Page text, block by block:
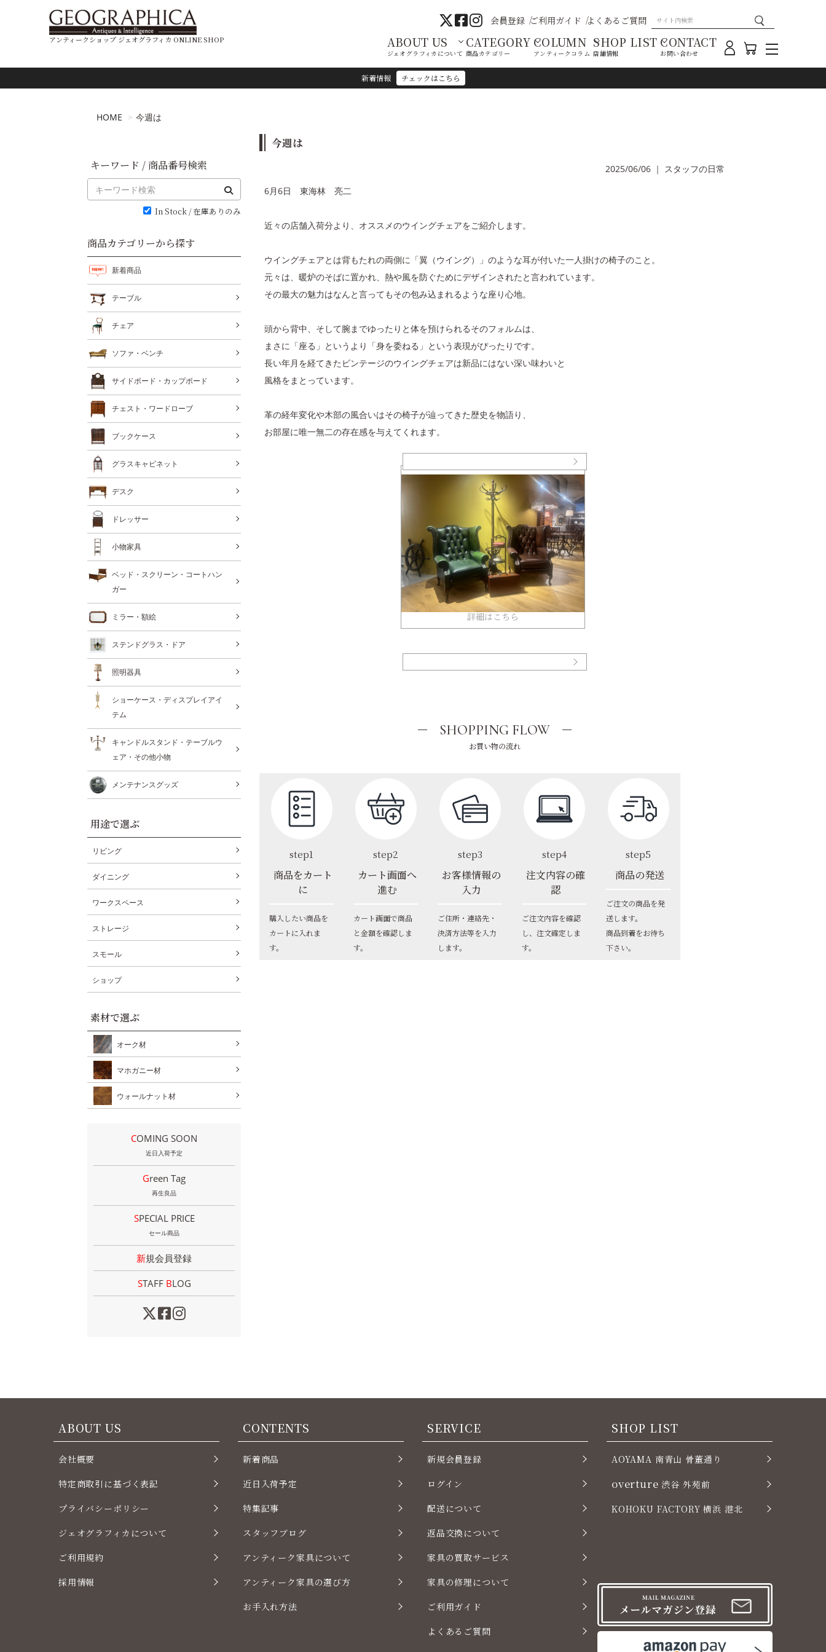
新着情報 チェックはこちら
アンティークショップ ジェオグラフィカ ONLINE SHOP
会員登録 ご利用ガイド よくあるご質問
ABOUT US
ジェオグラフィカについて
CATEGORY
商品カテゴリー
COLUMN
アンティークコラム
SHOP LIST
店舗情報
CONTACT
お問い合わせ
HOME 今週は
今週は
2025/06/06 ｜ スタッフの日常
6月6日 東海林 亮二
近々の店舗入荷分より、オススメのウイングチェアをご紹介します。
ウイングチェアとは背もたれの両側に「翼（ウイング）」のような耳が付いた一人掛けの椅子のこと。
元々は、暖炉のそばに置かれ、熱や風を防ぐためにデザインされたと言われています。
その最大の魅力はなんと言ってもその包み込まれるような座り心地。
頭から背中、そして腕までゆったりと体を預けられるそのフォルムは、
まさに「座る」というより「身を委ねる」という表現がぴったりです。
長い年月を経てきたビンテージのウイングチェアは新品にはない深い味わいと
風格をまとっています。
革の経年変化や木部の風合いはその椅子が辿ってきた歴史を物語り、
お部屋に唯一無二の存在感を与えてくれます。
詳細はこちら
SHOPPING FLOW
お買い物の流れ
step1
商品をカート
に
購入したい商品を
カートに入れま
す。
step2
カート画面へ
進む
カート画面で商品
と金額を確認しま
す。
step3
お客様情報の
入力
ご住所・連絡先・
決済方法等を入力
します。
step4
注文内容の確
認
ご注文内容を確認
し、注文確定しま
す。
step5
商品の発送
ご注文の商品を発
送します。
商品到着をお待ち
下さい。
キーワード / 商品番号検索
In Stock / 在庫ありのみ
商品カテゴリーから探す
新着商品
テーブル
チェア
ソファ・ベンチ
サイドボード・カップボード
チェスト・ワードローブ
ブックケース
グラスキャビネット
デスク
ドレッサー
小物家具
ベッド・スクリーン・コートハン
ガー
ミラー・額絵
ステンドグラス・ドア
照明器具
ショーケース・ディスプレイアイ
テム
キャンドルスタンド・テーブルウ
ェア・その他小物
メンテナンスグッズ
用途で選ぶ
リビング
ダイニング
ワークスペース
ストレージ
スモール
ショップ
素材で選ぶ
オーク材
マホガニー材
ウォールナット材
COMING SOON
近日入荷予定
Green Tag
再生良品
SPECIAL PRICE
セール商品
新規会員登録
STAFF BLOG
ABOUT US
会社概要
特定商取引に基づく表記
プライバシーポリシー
ジェオグラフィカについて
ご利用規約
採用情報
CONTENTS
新着商品
近日入荷予定
特集記事
スタッフブログ
アンティーク家具について
アンティーク家具の選び方
お手入れ方法
SERVICE
新規会員登録
ログイン
配送について
返品交換について
家具の買取サービス
家具の修理について
ご利用ガイド
よくあるご質問
SHOP LIST
AOYAMA 南青山 骨董通り
overture 渋谷 外苑前
KOHOKU FACTORY 横浜 港北